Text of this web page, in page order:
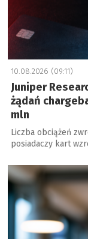
10.08.2026 (09:11)
Juniper
żądań
mln
Liczba obciążeń
posiadaczy kart
a